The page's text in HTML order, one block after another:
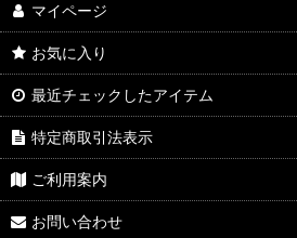
マイページ
お気に入り
最近チェックしたアイテム
特定商取引法表示
ご利用案内
お問い合わせ